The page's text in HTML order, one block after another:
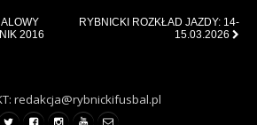
2016
RYBNICKI ROZKŁAD JAZDY: 14-
15.03.2026
redakcja@rybnickifusbal.pl